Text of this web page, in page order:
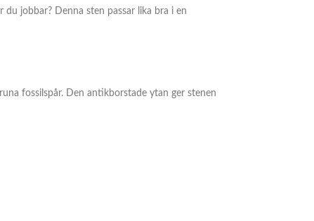
jobbar? Denna sten passar lika bra i en
fossilspår. Den antikborstade ytan ger stenen